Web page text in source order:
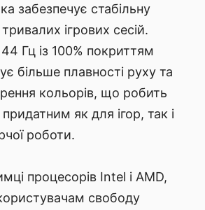
забезпечує стабільну
ігрових сесій.
Гц із 100% покриттям
більше плавності руху та
кольорів, що робить
як для ігор, так і
роботи.
процесорів Intel і AMD,
свободу